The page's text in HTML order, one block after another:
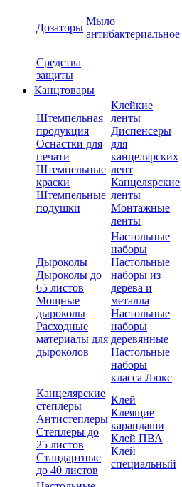
Дозаторы
Мыло
антибактериальное
Средства
защиты
Канцтовары
Штемпельная
продукция
Оснастки для
печати
Штемпельные
краски
Штемпельные
подушки
Клейкие
ленты
Диспенсеры
для
канцелярских
лент
Канцелярские
ленты
Монтажные
ленты
Дыроколы
Дыроколы до
65 листов
Мощные
дыроколы
Расходные
материалы для
дыроколов
Настольные
наборы
Настольные
наборы из
дерева и
металла
Настольные
наборы
деревянные
Настольные
наборы
класса Люкс
Канцелярские
степлеры
Антистеплеры
Степлеры до
25 листов
Стандартные
до 40 листов
Клей
Клеящие
карандаши
Клей ПВА
Клей
специальный